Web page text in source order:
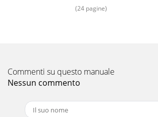
cmArbeitsbreite ...ca. 14-15 cmLänge Stiel ...
Pagina 17 - Guarantee
Serviceabteilung telefonisch oder per E-Mail.
dann weitere In-formationen über die
(24 pagine)
Commenti su questo manuale
Nessun commento